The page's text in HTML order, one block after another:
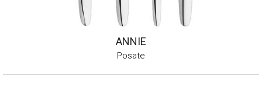
ANNIE
Posate